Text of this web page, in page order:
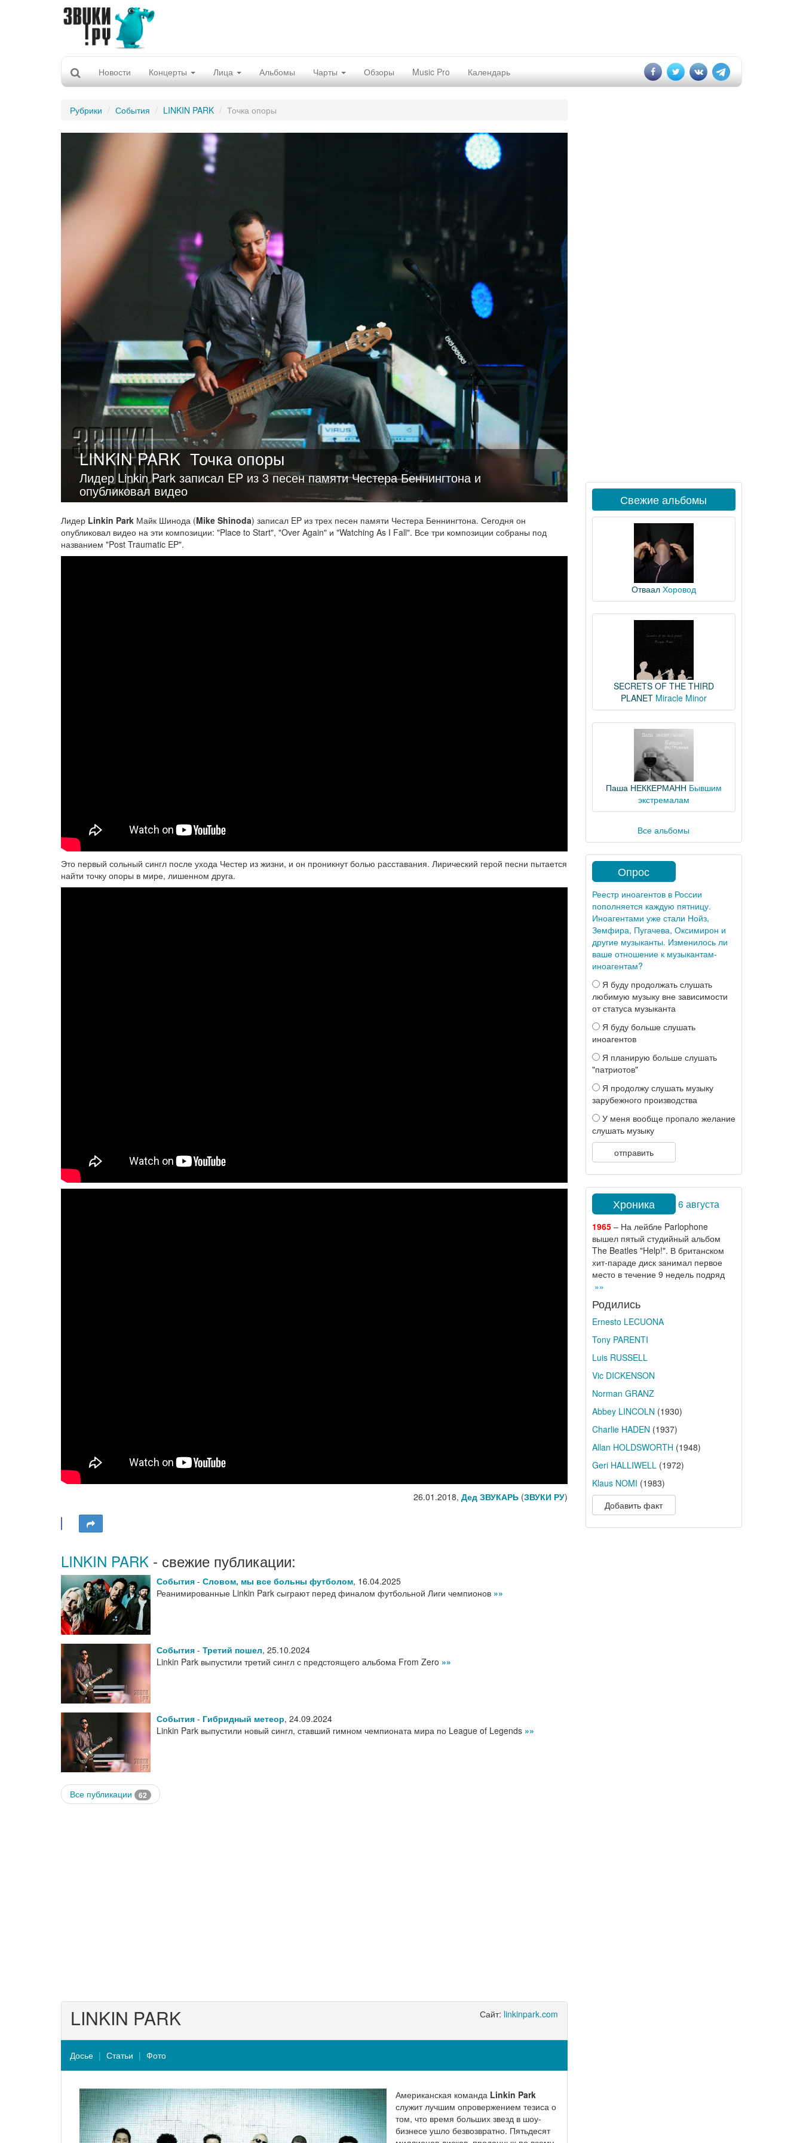
Новости Концерты Лица Альбомы Чарты Обзоры Music Pro Календарь
Рубрики События LINKIN PARK Точка опоры
LINKIN PARK Точка опоры
Лидер Linkin Park записал EP из 3 песен памяти Честера Беннингтона и
опубликовал видео
Лидер Linkin Park Майк Шинода (Mike Shinoda) записал EP из трех песен памяти Честера Беннингтона. Сегодня он
опубликовал видео на эти композиции: "Place to Start", "Over Again" и "Watching As I Fall". Все три композиции собраны под
названием "Post Traumatic EP".
Это первый сольный сингл после ухода Честер из жизни, и он проникнут болью расставания. Лирический герой песни пытается
найти точку опоры в мире, лишенном друга.
26.01.2018, Дед ЗВУКАРЬ(ЗВУКИ РУ)
LINKIN PARK - свежие публикации:
События - Словом, мы все больны футболом, 16.04.2025
Реанимированные Linkin Park сыграют перед финалом футбольной Лиги чемпионов »»
События - Третий пошел, 25.10.2024
Linkin Park выпустили третий сингл с предстоящего альбома From Zero »»
События - Гибридный метеор, 24.09.2024
Linkin Park выпустили новый сингл, ставший гимном чемпионата мира по League of Legends »»
Все публикации 62
Сайт: linkinpark.com
LINKIN PARK
Досье Статьи Фото
Американская команда Linkin Park
служит лучшим опровержением тезиса о
том, что время больших звезд в шоу-
бизнесе ушло безвозвратно. Пятьдесят
Свежие альбомы
Отваал Хоровод
SECRETS OF THE THIRD
PLANET Miracle Minor
Паша НЕККЕРМАНН Бывшим
экстремалам
Все альбомы
Опрос
Реестр иноагентов в России
пополняется каждую пятницу.
Иноагентами уже стали Нойз,
Земфира, Пугачева, Оксимирон и
другие музыканты. Изменилось ли
ваше отношение к музыкантам-
иноагентам?
Я буду продолжать слушать
любимую музыку вне зависимости
от статуса музыканта
Я буду больше слушать
иноагентов
Я планирую больше слушать
"патриотов"
Я продолжу слушать музыку
зарубежного производства
У меня вообще пропало желание
слушать музыку
отправить
Хроника 6 августа
1965– На лейбле Parlophone
вышел пятый студийный альбом
The Beatles "Help!". В британском
хит-параде диск занимал первое
место в течение 9 недель подряд
»»
Родились
Ernesto LECUONA
Tony PARENTI
Luis RUSSELL
Vic DICKENSON
Norman GRANZ
Abbey LINCOLN (1930)
Charlie HADEN (1937)
Allan HOLDSWORTH (1948)
Geri HALLIWELL(1972)
Klaus NOMI (1983)
Добавить факт